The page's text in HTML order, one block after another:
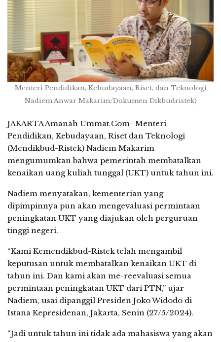
Menteri Pendidikan, Kebudayaan, Riset, dan Teknologi
Nadiem Anwar Makarim/Dokumen Dikbudristek)
JAKARTA Amanah Ummat.Com- Menteri
Pendidikan, Kebudayaan, Riset dan Teknologi
(Mendikbud-Ristek) Nadiem Makarim
mengumumkan bahwa pemerintah membatalkan
kenaikan uang kuliah tunggal (UKT) untuk tahun ini.
Nadiem menyatakan, kementerian yang
dipimpinnya pun akan mengevaluasi permintaan
peningkatan UKT yang diajukan oleh perguruan
tinggi negeri.
“Kami Kemendikbud-Ristek telah mengambil
keputusan untuk membatalkan kenaikan UKT di
tahun ini. Dan kami akan me-reevaluasi semua
permintaan peningkatan UKT dari PTN,” ujar
Nadiem, usai dipanggil Presiden Joko Widodo di
Istana Kepresidenan, Jakarta, Senin (27/5/2024).
“Jadi untuk tahun ini tidak ada mahasiswa yang akan